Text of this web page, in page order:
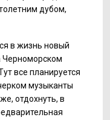
дубом,
в жизнь новый
Черноморском
все планируется
музыканты
отдохнуть, в